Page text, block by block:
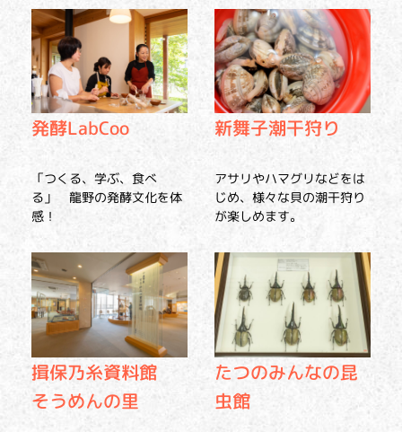
発酵LabCoo
「つくる、学ぶ、食べ
る」 龍野の発酵文化を体
感！
新舞子潮干狩り
アサリやハマグリなどをは
じめ、様々な貝の潮干狩り
が楽しめます。
揖保乃糸資料館
そうめんの里
たつのみんなの昆
虫館